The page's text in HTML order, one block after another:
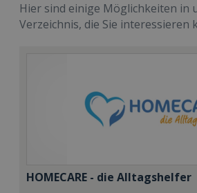
Hier sind einige Möglichkeiten in
Verzeichnis, die Sie interessieren
HOMECARE - die Alltagshelfer